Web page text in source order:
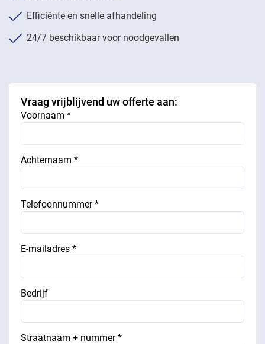
Efficiënte en snelle afhandeling
24/7 beschikbaar voor noodgevallen
Vraag vrijblijvend uw offerte aan:
Voornaam *
Achternaam *
Telefoonnummer *
E-mailadres *
Bedrijf
Straatnaam + nummer *